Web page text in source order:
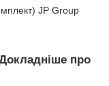
JP Group
про